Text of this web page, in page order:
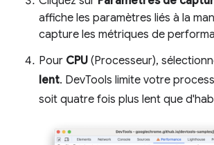
affiche les paramètres liés à la
capture les métriques de
Pour CPU (Processeur),
lent. DevTools limite votre
soit quatre fois plus lent que